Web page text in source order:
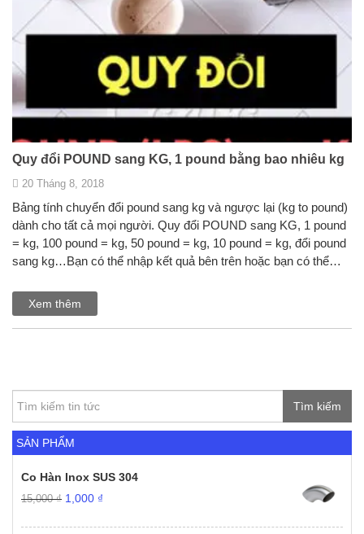
Quy đổi POUND sang KG, 1 pound bằng bao nhiêu kg
20 Tháng 8, 2018
Bảng tính chuyển đổi pound sang kg và ngược lại (kg to pound)
dành cho tất cả mọi người. Quy đổi POUND sang KG, 1 pound
= kg, 100 pound = kg, 50 pound = kg, 10 pound = kg, đổi pound
sang kg…Bạn có thể nhập kết quả bên trên hoặc bạn có thể…
Xem thêm
Tìm kiếm
SẢN PHẨM
Co Hàn Inox SUS 304
15,000₫ Giá
là:
1,000 ₫
tại